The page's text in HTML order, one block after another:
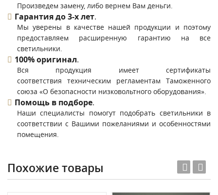
Произведем замену, либо вернем Вам деньги.
Гарантия до 3-х лет.
Мы уверены в качестве нашей продукции и поэтому
предоставляем расширенную гарантию на все
светильники.
100% оригинал.
Вся продукция имеет сертификаты
соответствия техническим регламентам Таможенного
союза «О безопасности низковольтного оборудования».
Помощь в подборе.
Наши специалисты помогут подобрать светильники в
соответствии с Вашими пожеланиями и особенностями
помещения.
Похожие товары